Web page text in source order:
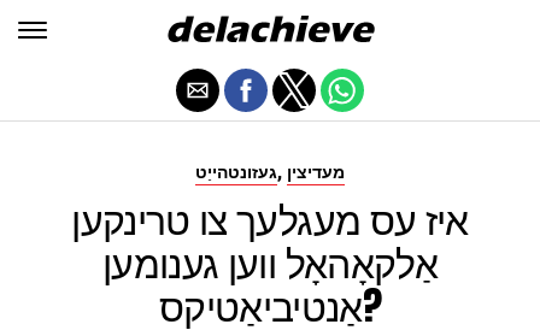
געזונטהייַט, מעדיצין
איז עס מעגלעך צו טרינקען
אַלקאָהאָל ווען גענומען
אַנטיביאַטיקס?